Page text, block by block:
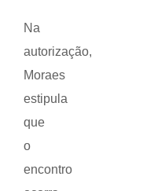
Na
autorização,
Moraes
estipula
que
o
encontro